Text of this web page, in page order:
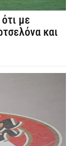
με
και